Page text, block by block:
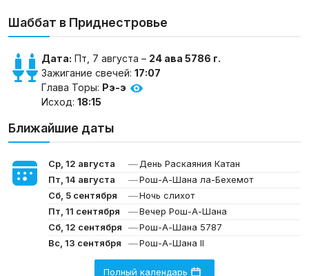
Шаббат в Приднестровье
Дата: Пт, 7 августа – 24 ава 5786 г.
Зажигание свечей: 17:07
Глава Торы: Рэ-э
Исход: 18:15
Ближайшие даты
Ср, 12 августа —День Раскаяния Катан
Пт, 14 августа
—Рош-А-Шана ла-Бехемот
Сб, 5 сентября
—Ночь слихот
Пт, 11 сентября
—Вечер Рош-А-Шана
Сб, 12 сентября
—Рош-А-Шана 5787
Вс, 13 сентября
—Рош-А-Шана II
Полный календарь